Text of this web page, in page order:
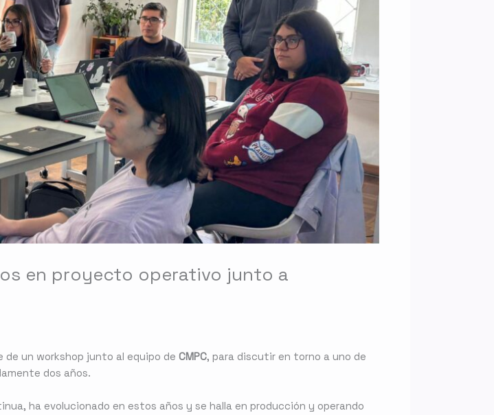
en proyecto operativo junto a
de un workshop junto al equipo de CMPC, para discutir en torno a uno de
dos años.
ha evolucionado en estos años y se halla en producción y operando